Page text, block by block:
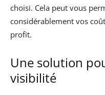
choisi. Cela peut vous
considérablement vos
profit.
Une solution
visibilité